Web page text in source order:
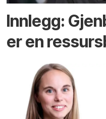
Innlegg:
er en